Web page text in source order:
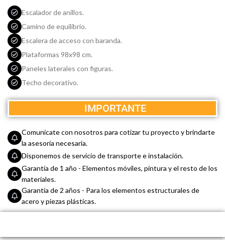
Escalador de anillos.
Camino de equilibrio.
Escalera de acceso con baranda.
Plataformas 98x98 cm.
Paneles laterales con figuras.
Techo decorativo.
IMPORTANTE
Comunícate con nosotros para cotizar tu proyecto y brindarte
la asesoría necesaria.
Disponemos de servicio de transporte e instalación.
Garantía de 1 año - Elementos móviles, pintura y el resto de los
materiales.
Garantía de 2 años - Para los elementos estructurales de
acero y piezas plásticas.